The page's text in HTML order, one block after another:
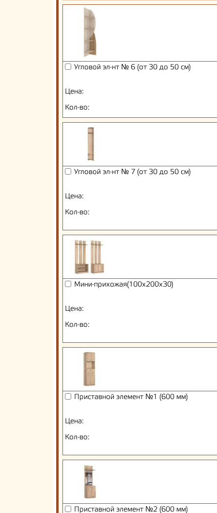
Угловой эл-нт № 6 (от 30 до 50 см)
Цена:
Кол-во:
Угловой эл-нт № 7 (от 30 до 50 см)
Цена:
Кол-во:
Мини-прихожая(100х200х30)
Цена:
Кол-во:
Приставной элемент №1 (600 мм)
Цена:
Кол-во:
Приставной элемент №2 (600 мм)